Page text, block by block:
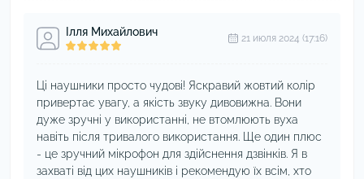
Ілля Михайлович 21 июля 2024 (17:16)
Ці наушники просто чудові! Яскравий жовтий колір
привертає увагу, а якість звуку дивовижна. Вони
дуже зручні у використанні, не втомлюють вуха
навіть після тривалого використання. Ще один плюс
- це зручний мікрофон для здійснення дзвінків. Я в
захваті від цих наушників і рекомендую їх всім, хто